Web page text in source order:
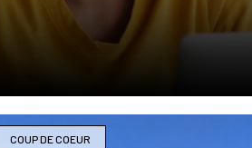
COUP DE COEUR